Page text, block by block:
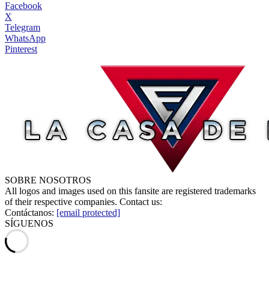
Facebook
X
Telegram
WhatsApp
Pinterest
SOBRE NOSOTROS
All logos and images used on this fansite are registered trademarks
of their respective companies. Contact us:
Contáctanos: [email protected]
SÍGUENOS